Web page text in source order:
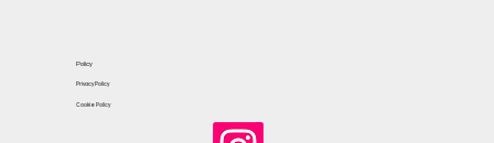
Policy
Privacy Policy
Cookie Policy